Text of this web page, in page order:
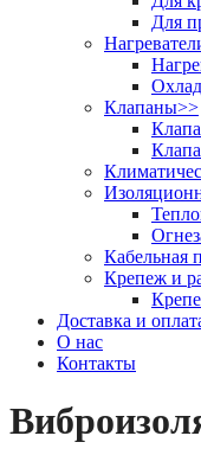
Для
Клапаны>>
Кабельная
Крепеж и
Доставка и
О нас
Контакты